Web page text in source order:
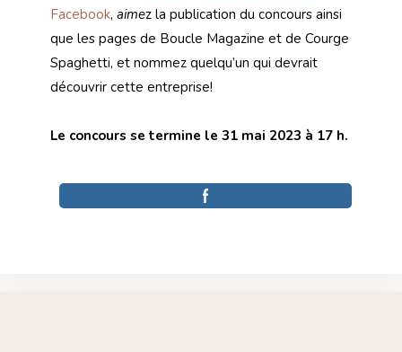
Facebook, aimez la publication du concours ainsi
que les pages de Boucle Magazine et de Courge
Spaghetti, et nommez quelqu’un qui devrait
découvrir cette entreprise!
Le concours se termine le 31 mai 2023 à 17 h.